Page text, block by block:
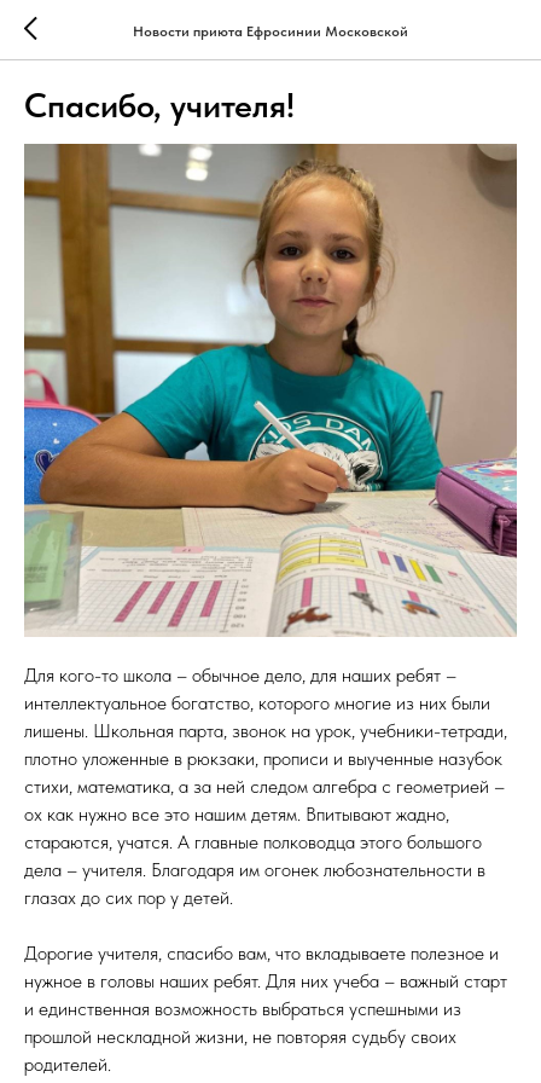
Новости приюта Ефросинии Московской
Спасибо, учителя!
Для кого-то школа – обычное дело, для наших ребят –
интеллектуальное богатство, которого многие из них были
лишены. Школьная парта, звонок на урок, учебники-тетради,
плотно уложенные в рюкзаки, прописи и выученные назубок
стихи, математика, а за ней следом алгебра с геометрией –
ох как нужно все это нашим детям. Впитывают жадно,
стараются, учатся. А главные полководца этого большого
дела – учителя. Благодаря им огонек любознательности в
глазах до сих пор у детей.
Дорогие учителя, спасибо вам, что вкладываете полезное и
нужное в головы наших ребят. Для них учеба – важный старт
и единственная возможность выбраться успешными из
прошлой нескладной жизни, не повторяя судьбу своих
родителей.